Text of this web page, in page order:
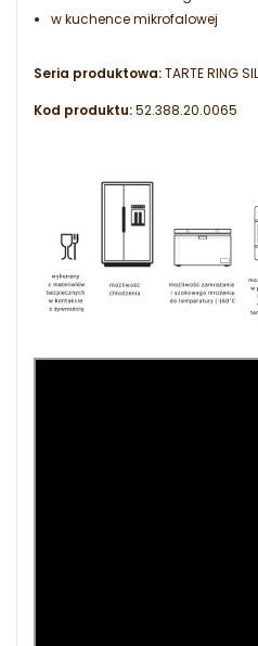
w kuchence mikrofalowej
Seria produktowa:TARTE RING
Kod produktu:52.388.20.0065